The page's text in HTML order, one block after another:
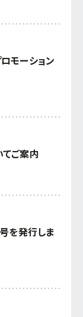
モーション
ご案内
を発行しま